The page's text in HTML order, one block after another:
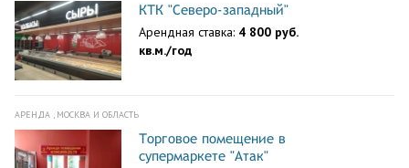
КТК "Северо-западный"
Арендная ставка: 4 800 руб.
кв.м./год
АРЕНДА , МОСКВА И ОБЛАСТЬ
Торговое помещение в
супермаркете "Атак"